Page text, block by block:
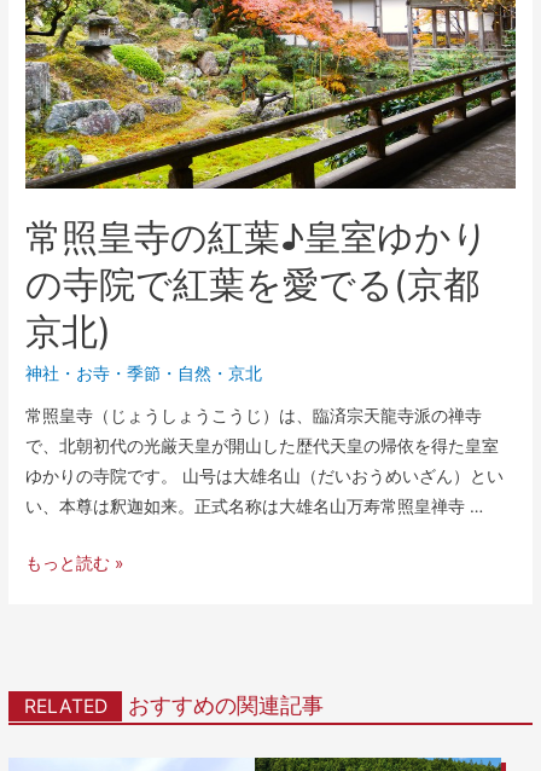
常照皇寺の紅葉♪皇室ゆかり
の寺院で紅葉を愛でる(京都
京北)
神社・お寺 ・季節 ・ 自然 ・京北
常照皇寺（じょうしょうこうじ）は、臨済宗天龍寺派の禅寺
で、北朝初代の光厳天皇が開山した歴代天皇の帰依を得た皇室
ゆかりの寺院です。 山号は大雄名山（だいおうめいざん）とい
い、本尊は釈迦如来。正式名称は大雄名山万寿常照皇禅寺 …
もっと読む »
RELATED おすすめの関連記事